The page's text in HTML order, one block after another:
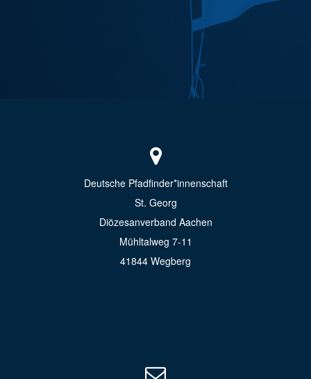
Deutsche Pfadfinder*innenschaft
St. Georg
Diözesanverband Aachen
Mühltalweg 7-11
41844 Wegberg